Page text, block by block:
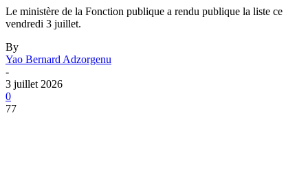
Le ministère de la Fonction publique a rendu publique la liste ce
vendredi 3 juillet.
By
Yao Bernard Adzorgenu
-
3 juillet 2026
0
77